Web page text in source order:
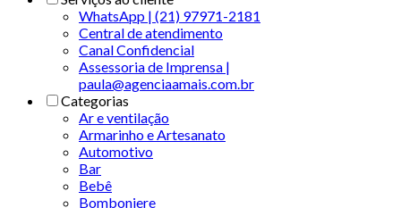
WhatsApp | (21) 97971-2181
Central de atendimento
Canal Confidencial
Assessoria de Imprensa |
paula@agenciaamais.com.br
Categorias
Ar e ventilação
Armarinho e Artesanato
Automotivo
Bar
Bebê
Bomboniere